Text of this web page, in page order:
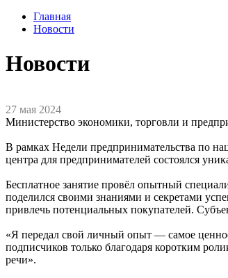
Главная
Новости
Новости
27 мая 2024
Министерство экономики, торговли и
В рамках Недели предпринимательства по
центра для предпринимателей состоялся
Бесплатное занятие провёл опытный
поделился своими знаниями и секретами
привлечь потенциальных покупателей.
«Я передал свой личный опыт — самое
подписчиков только благодаря коротким
речи».